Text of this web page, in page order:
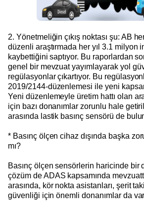
2. Yönetmeliğin çıkış noktası şu: AB
düzenli araştırmada her yıl 3.1 milyon
kaybettiğini saptıyor. Bu raporlardan
genel bir mevzuat yayımlayarak yol
regülasyonlar çıkartıyor. Bu
2019/2144-düzenlemesi ile yeni
Yeni düzenlemeyle üretim hattı olan
için bazı donanımlar zorunlu hale
arasında lastik basınç sensörü de
* Basınç ölçen cihaz dışında başka
mı?
Basınç ölçen sensörlerin haricinde bir
çözüm de ADAS kapsamında
arasında, kör nokta asistanları, şerit
güvenliği için önemli donanımlar da